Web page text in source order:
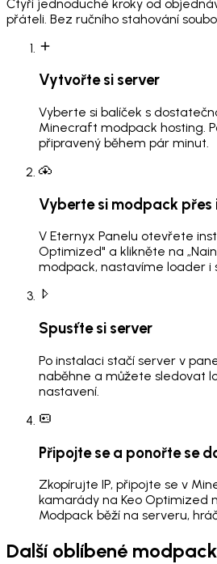
Čtyři jednoduché kroky od
přáteli. Bez ručního stahování
Vytvořte si server
Vyberte si balíček s
Minecraft modpack hosting.
připravený během pár minut.
Vyberte si modpack
V Eternyx Panelu otevřete
Optimized" a klikněte na
modpack, nastavíme loader i
Spusťte si server
Po instalaci stačí server v
naběhne a můžete sledovat
nastavení.
Připojte se a ponořte se
Zkopírujte IP, připojte se v
kamarády na Keo Optimized
Modpack běží na serveru,
Další oblíbené